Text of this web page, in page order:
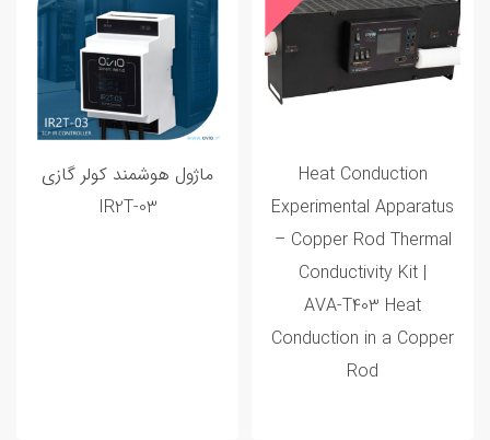
Heat Conduction
Experimental Apparatus
– Copper Rod Thermal
Conductivity Kit |
AVA‑T403 Heat
Conduction in a Copper
Rod
ماژول هوشمند کولر گازی
IR2T-03